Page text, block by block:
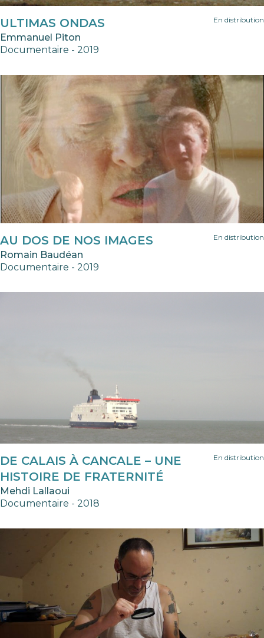
En distribution
ULTIMAS ONDAS
Emmanuel Piton
Documentaire - 2019
En distribution
AU DOS DE NOS IMAGES
Romain Baudéan
Documentaire - 2019
En distribution
DE CALAIS À CANCALE – UNE
HISTOIRE DE FRATERNITÉ
Mehdi Lallaoui
Documentaire - 2018